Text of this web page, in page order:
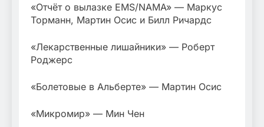
«Отчёт о вылазке EMS/NAMA» — Маркус
Торманн, Мартин Осис и Билл Ричардс
«Лекарственные лишайники» — Роберт
Роджерс
«Болетовые в Альберте» — Мартин Осис
«Микромир» — Мин Чен